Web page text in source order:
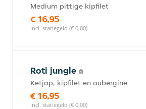
Medium pittige kipfilet
€ 16,95
incl. statiegeld (€ 0,00)
Roti jungle
Ketjap, kipfilet en aubergine
€ 16,95
incl. statiegeld (€ 0,00)